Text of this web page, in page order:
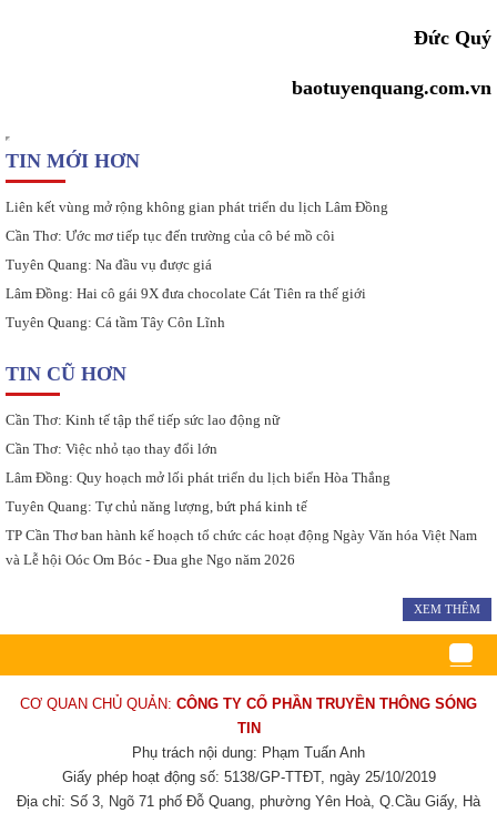
Đức Quý
baotuyenquang.com.vn
TIN MỚI HƠN
Liên kết vùng mở rộng không gian phát triển du lịch Lâm Đồng
Cần Thơ: Ước mơ tiếp tục đến trường của cô bé mồ côi
Tuyên Quang: Na đầu vụ được giá
Lâm Đồng: Hai cô gái 9X đưa chocolate Cát Tiên ra thế giới
Tuyên Quang: Cá tầm Tây Côn Lĩnh
TIN CŨ HƠN
Cần Thơ: Kinh tế tập thể tiếp sức lao động nữ
Cần Thơ: Việc nhỏ tạo thay đổi lớn
Lâm Đồng: Quy hoạch mở lối phát triển du lịch biển Hòa Thắng
Tuyên Quang: Tự chủ năng lượng, bứt phá kinh tế
TP Cần Thơ ban hành kế hoạch tổ chức các hoạt động Ngày Văn hóa Việt Nam
và Lễ hội Oóc Om Bóc - Đua ghe Ngo năm 2026
XEM THÊM
CƠ QUAN CHỦ QUẢN: CÔNG TY CỔ PHẦN TRUYỀN THÔNG SÓNG
TIN
Phụ trách nội dung: Phạm Tuấn Anh
Giấy phép hoạt động số: 5138/GP-TTĐT, ngày 25/10/2019
Địa chỉ: Số 3, Ngõ 71 phố Đỗ Quang, phường Yên Hoà, Q.Cầu Giấy, Hà